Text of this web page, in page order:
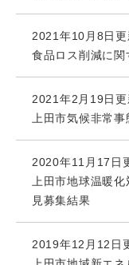
2021年10月8日更
食品ロス削減に関
2021年2月19日更
上田市気候非常
2020年11月17日
上田市地球温暖
見募集結果
2019年12月12日